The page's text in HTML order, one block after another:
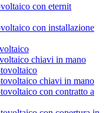
con eternit
con installazione
chiavi in mano
chiavi in mano
con contratto a